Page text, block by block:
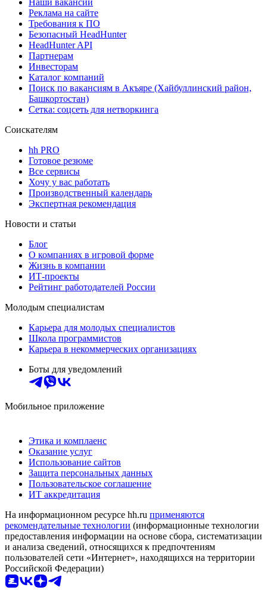
Наши вакансии
Реклама на сайте
Требования к ПО
Безопасный HeadHunter
HeadHunter API
Партнерам
Инвесторам
Каталог компаний
Поиск по вакансиям в Акъяре (Хайбуллинский район,
Башкортостан)
Сетка: соцсеть для нетворкинга
Соискателям
hh PRO
Готовое резюме
Все сервисы
Хочу у вас работать
Производственный календарь
Экспертная рекомендация
Новости и статьи
Блог
О компаниях в игровой форме
Жизнь в компании
ИТ-проекты
Рейтинг работодателей России
Молодым специалистам
Карьера для молодых специалистов
Школа программистов
Карьера в некоммерческих организациях
Боты для уведомлений
Мобильное приложение
Этика и комплаенс
Оказание услуг
Использование сайтов
Защита персональных данных
Пользовательское соглашение
ИТ аккредитация
На информационном ресурсе hh.ru применяются
рекомендательные технологии (информационные технологии
предоставления информации на основе сбора, систематизации
и анализа сведений, относящихся к предпочтениям
пользователей сети «Интернет», находящихся на территории
Российской Федерации)